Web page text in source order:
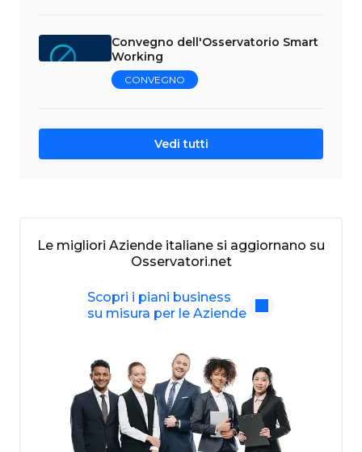
Convegno dell'Osservatorio Smart
Working
CONVEGNO
Vedi tutti
Le migliori Aziende italiane si aggiornano su
Osservatori.net
Scopri i piani business
su misura per le Aziende